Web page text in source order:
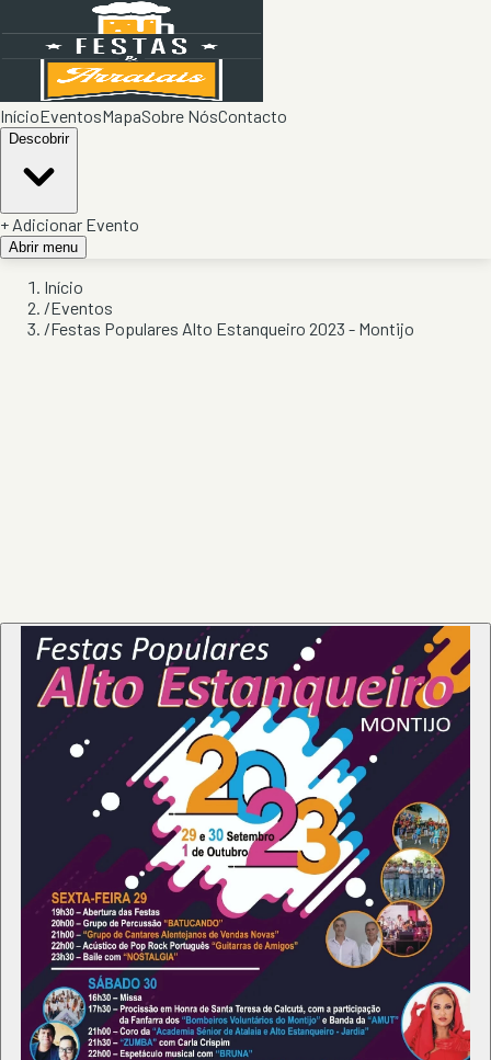
InícioEventosMapaSobre NósContacto
Descobrir
+ Adicionar Evento
Abrir menu
Início
/Eventos
/Festas Populares Alto Estanqueiro 2023 - Montijo